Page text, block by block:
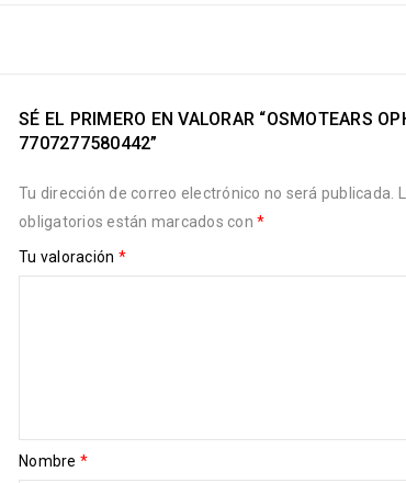
SÉ EL PRIMERO EN VALORAR “OSMOTEARS
7707277580442”
Tu dirección de correo electrónico no será publicada.
obligatorios están marcados con*
Tu valoración *
Nombre *